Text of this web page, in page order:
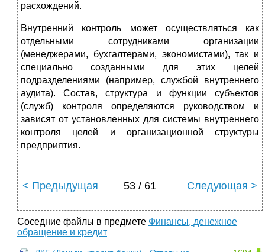
расхождений.
Внутренний контроль может осуществляться как
отдельными сотрудниками организации
(менеджерами, бухгалтерами, экономистами), так и
специально созданными для этих целей
подразделениями (например, службой внутреннего
аудита). Состав, структура и функции субъектов
(служб) контроля определяются руководством и
зависят от установленных для системы внутреннего
контроля целей и организационной структуры
предприятия.
< Предыдущая 53 / 61 Следующая >
Соседние файлы в предмете Финансы, денежное
обращение и кредит